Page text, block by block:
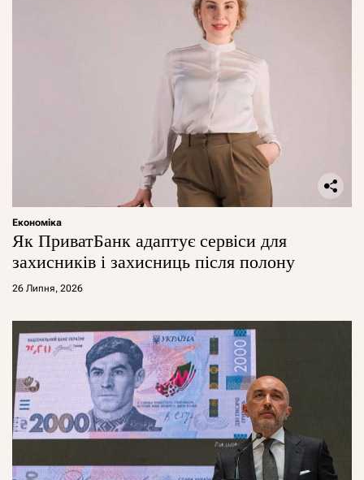
Економіка
Як ПриватБанк адаптує сервіси для
захисників і захисниць після полону
26 Липня, 2026